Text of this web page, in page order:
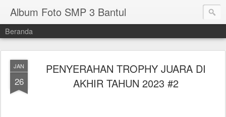
Album Foto SMP 3 Bantul
Beranda
JAN
26
PENYERAHAN TROPHY JUARA DI
AKHIR TAHUN 2023 #2